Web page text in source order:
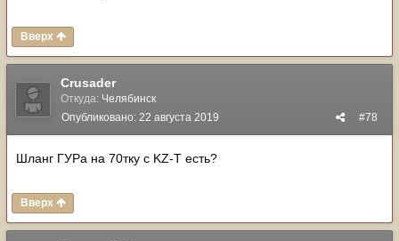
Вверх
Crusader
Откуда: Челябинск
#78
Опубликовано: 22 августа 2019
Шланг ГУРа на 70тку с KZ-T есть?
Вверх